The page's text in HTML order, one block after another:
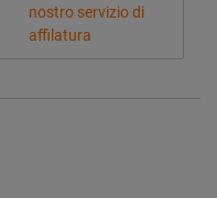
nostro servizio di
affilatura